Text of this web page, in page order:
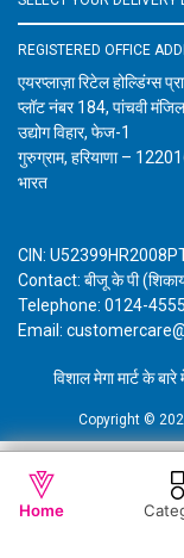
WISHLIST
REGISTERED OFFICE
एयरप्लाज़ा रिटेल होल्डिंग्स
प्लॉट नंबर 184, पांचवी
उद्योग विहार, फेज-1
गुरुग्राम, हरियाणा –
भारत
CIN:
Contact: बीजू के पी
Telephone: 0124-
Email:
विशाल मेगा मार्ट के बारे
Copyright ©
Home